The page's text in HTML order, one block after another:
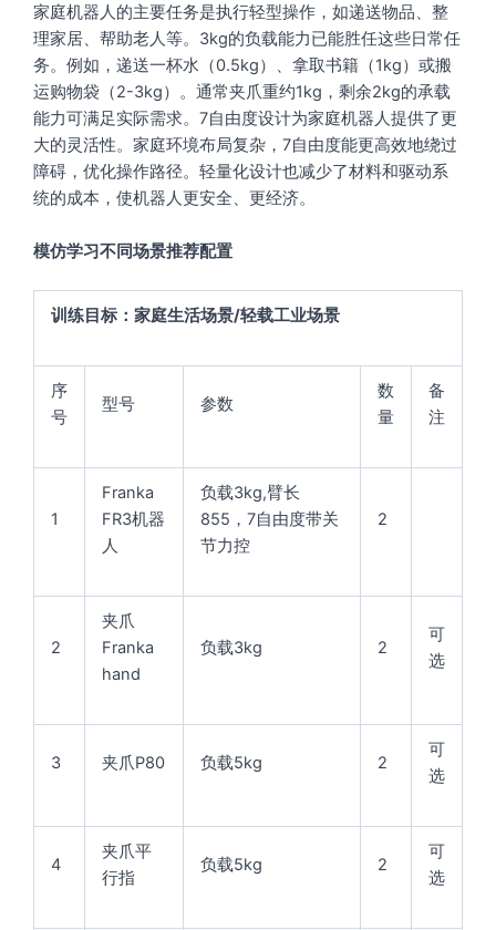
家庭机器人的主要任务是执行轻型操作，如递送物品、整
理家居、帮助老人等。3kg的负载能力已能胜任这些日常任
务。例如，递送一杯水（0.5kg）、拿取书籍（1kg）或搬
运购物袋（2-3kg）。通常夹爪重约1kg，剩余2kg的承载
能力可满足实际需求。7自由度设计为家庭机器人提供了更
大的灵活性。家庭环境布局复杂，7自由度能更高效地绕过
障碍，优化操作路径。轻量化设计也减少了材料和驱动系
统的成本，使机器人更安全、更经济。
模仿学习不同场景推荐配置
训练目标：家庭生活场景/轻载工业场景
序
号
型号 参数
数
量
备
注
1
Franka
FR3机器
人
负载3kg,臂长
855，7自由度带关
节力控
2
2
夹爪
Franka
hand
负载3kg 2
可
选
3 夹爪P80 负载5kg 2
可
选
4
夹爪平
行指
负载5kg 2
可
选